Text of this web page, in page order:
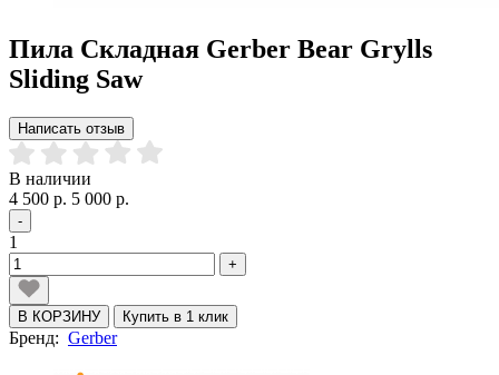
Пила Складная Gerber Bear Grylls
Sliding Saw
Написать отзыв
В наличии
4 500 р. 5 000 р.
-
1
+
В КОРЗИНУ Купить в 1 клик
Бренд: Gerber